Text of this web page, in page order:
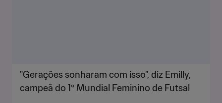
"Gerações sonharam com isso", diz Emilly,
campeã do 1º Mundial Feminino de Futsal